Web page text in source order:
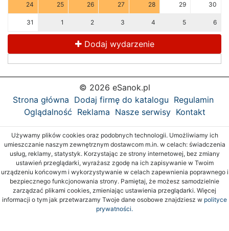
24 25 26 27 28 29 30
31 1 2 3 4 5 6
Dodaj wydarzenie
© 2026 eSanok.pl
Strona główna Dodaj firmę do katalogu Regulamin
Oglądalność Reklama Nasze serwisy Kontakt
Używamy plików cookies oraz podobnych technologii. Umożliwiamy ich
umieszczanie naszym zewnętrznym dostawcom m.in. w celach: świadczenia
usług, reklamy, statystyk. Korzystając ze strony internetowej, bez zmiany
ustawień przeglądarki, wyrażasz zgodę na ich zapisywanie w Twoim
urządzeniu końcowym i wykorzystywanie w celach zapewnienia poprawnego i
bezpiecznego funkcjonowania strony. Pamiętaj, że możesz samodzielnie
zarządzać plikami cookies, zmieniając ustawienia przeglądarki. Więcej
informacji o tym jak przetwarzamy Twoje dane osobowe znajdziesz w polityce
prywatności.